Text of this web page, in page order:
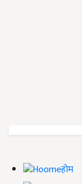
होम